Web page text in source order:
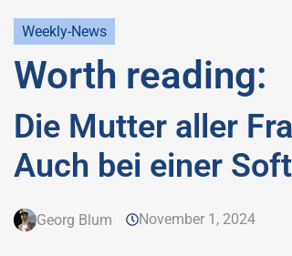
Weekly-News
Worth reading:
Die Mutter aller
Auch bei einer
Georg Blum November 1, 2024